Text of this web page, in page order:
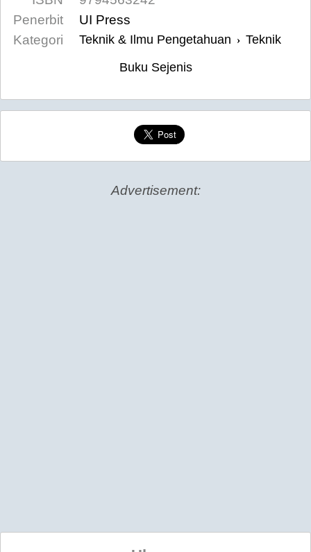
Penerbit
UI Press
Kategori
Teknik & Ilmu Pengetahuan › Teknik
Buku Sejenis
Advertisement: